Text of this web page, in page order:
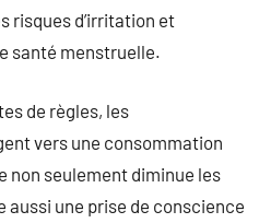
risques d’irritation et
santé menstruelle.
de règles, les
vers une consommation
non seulement diminue les
aussi une prise de conscience